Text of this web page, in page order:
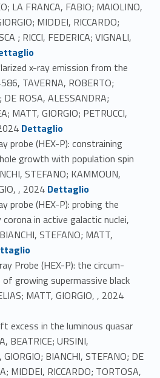
LA FRANCA, FABIO; MAIOLINO,
MIDDEI, RICCARDO;
; RICCI, FEDERICA; VIGNALI,
x-ray emission from the
TAVERNA, ROBERTO;
ROSA, ALESSANDRA;
MATT, GIORGIO; PETRUCCI,
Link identifier #identifier_person_158046-54
Dettaglio
probe (HEX-P): constraining
growth with population spin
STEFANO; KAMMOUN,
, 2024 Link identifier #identifier_person_58388-55
Dettaglio
probe (HEX-P): probing the
in active galactic nuclei,
STEFANO; MATT,
Probe (HEX-P): the circum-
growing supermassive black
MATT, GIORGIO, , 2024
excess in the luminous quasar
BEATRICE; URSINI,
GIORGIO; BIANCHI, STEFANO; DE
MIDDEI, RICCARDO; TORTOSA,